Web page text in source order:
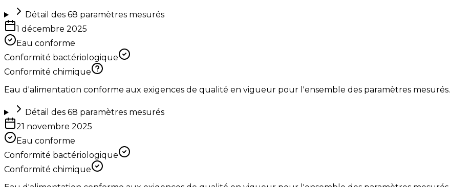
Détail des 68 paramètres mesurés
1 décembre 2025
Eau conforme
Conformité bactériologique
Conformité chimique
Eau d'alimentation conforme aux exigences de qualité en vigueur pour l'ensemble des paramètres mesurés.
Détail des 68 paramètres mesurés
21 novembre 2025
Eau conforme
Conformité bactériologique
Conformité chimique